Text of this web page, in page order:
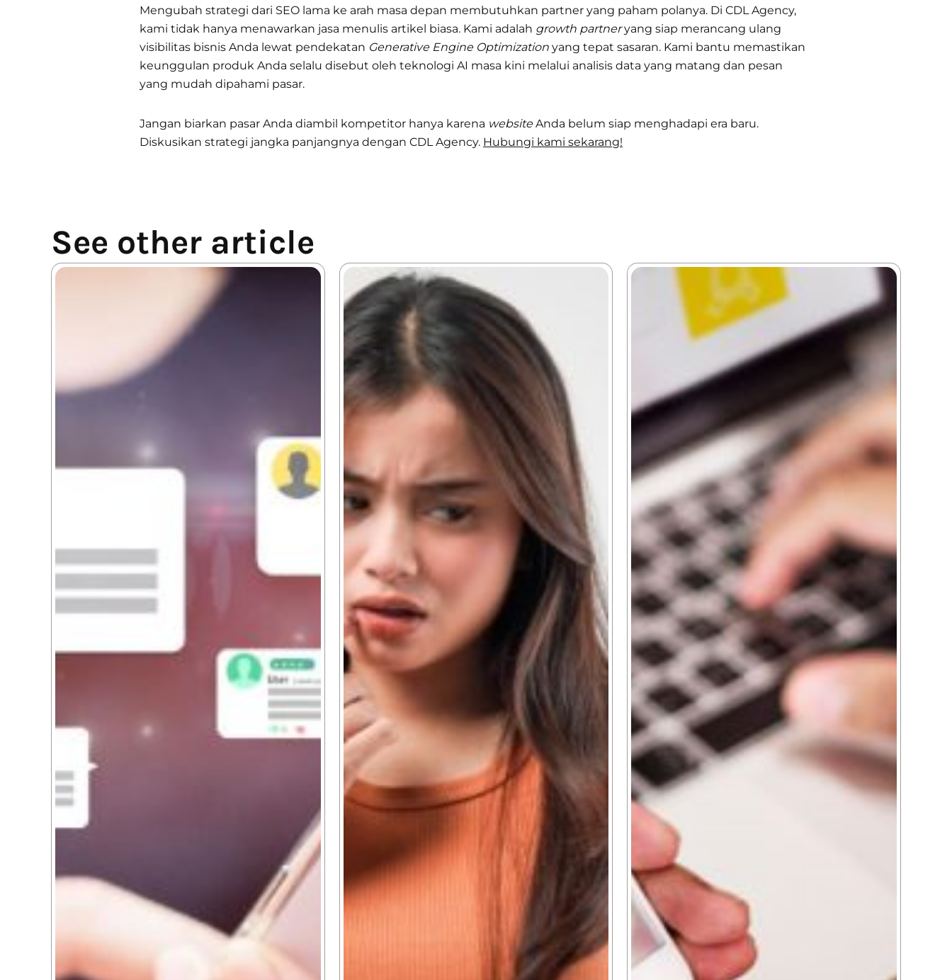
Mengubah strategi dari SEO lama ke arah masa depan membutuhkan partner yang paham polanya. Di CDL Agency,
kami tidak hanya menawarkan jasa menulis artikel biasa. Kami adalah growth partneryang siap merancang ulang
visibilitas bisnis Anda lewat pendekatan Generative Engine Optimization yang tepat sasaran. Kami bantu memastikan
keunggulan produk Anda selalu disebut oleh teknologi AI masa kini melalui analisis data yang matang dan pesan
yang mudah dipahami pasar.
Jangan biarkan pasar Anda diambil kompetitor hanya karena websiteAnda belum siap menghadapi era baru.
Diskusikan strategi jangka panjangnya dengan CDL Agency. Hubungi kami sekarang!
See other article